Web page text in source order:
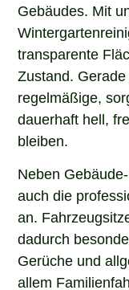
Gebäudes. Mit
transparente
Zustand.
regelmäßige,
dauerhaft hell,
bleiben.
Neben
auch die
an.
dadurch
Gerüche und
allem